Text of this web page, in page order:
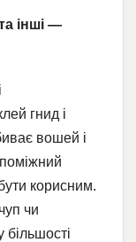
інші —
гнид і
вошей і
корисним.
чи